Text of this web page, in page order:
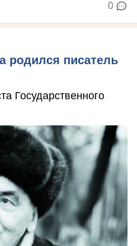
0
родился писатель
Государственного